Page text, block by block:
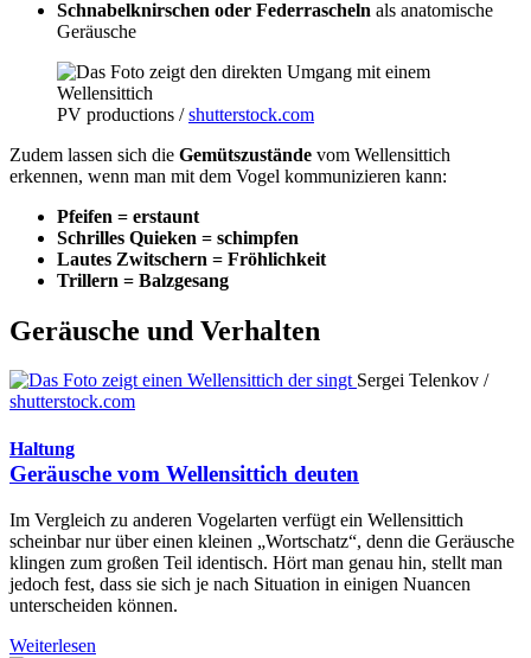
Schnabelknirschen oder Federrascheln als anatomische
Geräusche
PV productions /shutterstock.com
Zudem lassen sich die Gemütszustände vom Wellensittich
erkennen, wenn man mit dem Vogel kommunizieren kann:
Pfeifen = erstaunt
Schrilles Quieken = schimpfen
Lautes Zwitschern = Fröhlichkeit
Trillern = Balzgesang
Geräusche und Verhalten
Sergei Telenkov /
shutterstock.com
Haltung
Geräusche vom Wellensittich deuten
Im Vergleich zu anderen Vogelarten verfügt ein Wellensittich
scheinbar nur über einen kleinen „Wortschatz“, denn die Geräusche
klingen zum großen Teil identisch. Hört man genau hin, stellt man
jedoch fest, dass sie sich je nach Situation in einigen Nuancen
unterscheiden können.
Weiterlesen